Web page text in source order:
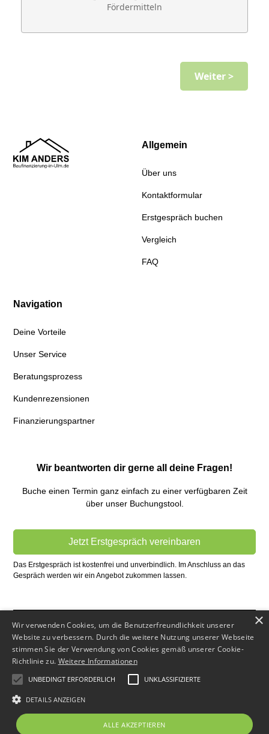
Fördermitteln
Weiter >
Allgemein
Über uns
Kontaktformular
Erstgespräch buchen
Vergleich
FAQ
Navigation
Deine Vorteile
Unser Service
Beratungsprozess
Kundenrezensionen
Finanzierungspartner
Wir beantworten dir gerne all deine Fragen!
Buche einen Termin ganz einfach zu einer verfügbaren Zeit
über unser Buchungstool.
Jetzt Erstgespräch vereinbaren
Das Erstgespräch ist kostenfrei und unverbindlich. Im Anschluss an das
Gespräch werden wir ein Angebot zukommen lassen.
© 2025 Baufinanzierung-in-Ulm.de. Ein Service von
Impressum
Datenschutz
×
Wir verwenden Cookies, um die Benutzerfreundlichkeit unserer
Website zu verbessern. Durch die weitere Nutzung unserer Webseite
stimmen Sie der Verwendung von Cookies gemäß unserer Cookie-
Richtlinie zu. Weitere Informationen
UNBEDINGT ERFORDERLICH UNKLASSIFIZIERTE
DETAILS ANZEIGEN
ALLE AKZEPTIEREN